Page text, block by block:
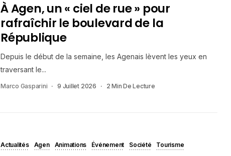
À Agen, un « ciel de rue » pour
rafraîchir le boulevard de la
République
Depuis le début de la semaine, les Agenais lèvent les yeux en
traversant le...
Marco Gasparini 9 Juillet 2026 2 Min De Lecture
Actualités Agen Animations Événement Société Tourisme